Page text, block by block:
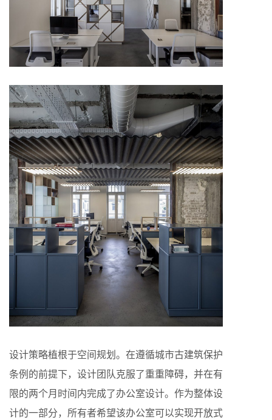
设计策略植根于空间规划。在遵循城市古建筑保护
条例的前提下，设计团队克服了重重障碍，并在有
限的两个月时间内完成了办公室设计。作为整体设
计的一部分，所有者希望该办公室可以实现开放式